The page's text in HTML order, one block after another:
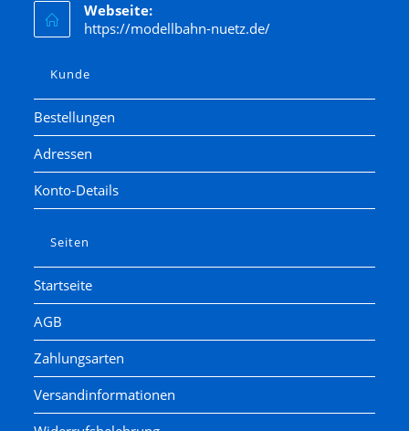
Webseite:
https://modellbahn-nuetz.de/
Kunde
Bestellungen
Adressen
Konto-Details
Seiten
Startseite
AGB
Zahlungsarten
Versandinformationen